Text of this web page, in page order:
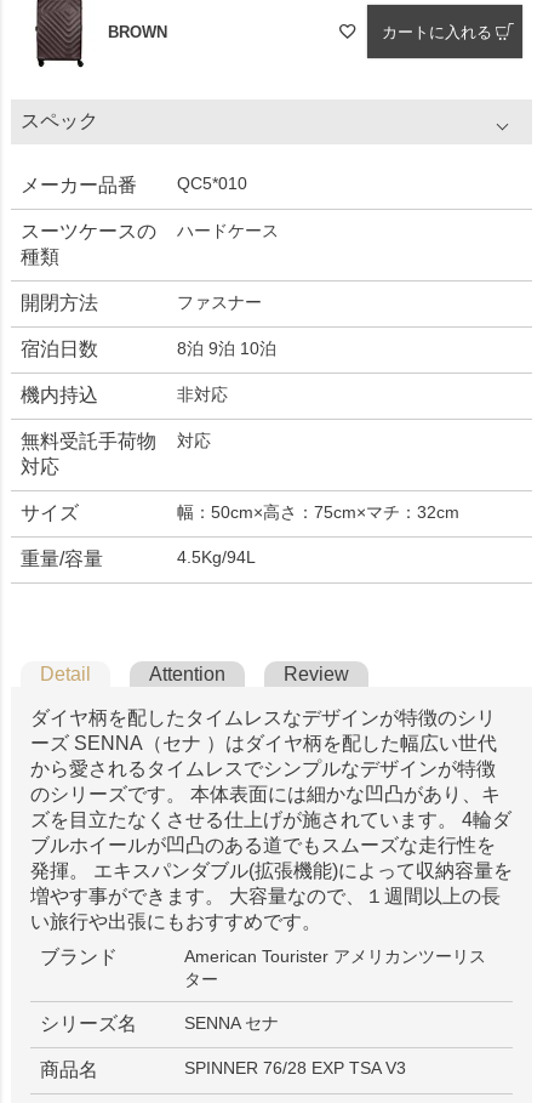
BROWN カートに入れる
スペック
メーカー品番 QC5*010
スーツケースの
種類
ハードケース
開閉方法 ファスナー
宿泊日数 8泊 9泊 10泊
機内持込 非対応
無料受託手荷物
対応
対応
サイズ 幅：50cm×高さ：75cm×マチ：32cm
重量/容量 4.5Kg/94L
Detail Attention Review
ダイヤ柄を配したタイムレスなデザインが特徴のシリ
ーズ SENNA（セナ ）はダイヤ柄を配した幅広い世代
から愛されるタイムレスでシンプルなデザインが特徴
のシリーズです。 本体表面には細かな凹凸があり、キ
ズを目立たなくさせる仕上げが施されています。 4輪ダ
ブルホイールが凹凸のある道でもスムーズな走行性を
発揮。 エキスパンダブル(拡張機能)によって収納容量を
増やす事ができます。 大容量なので、１週間以上の長
い旅行や出張にもおすすめです。
ブランド
American Tourister アメリカンツーリス
ター
シリーズ名 SENNA セナ
商品名 SPINNER 76/28 EXP TSA V3